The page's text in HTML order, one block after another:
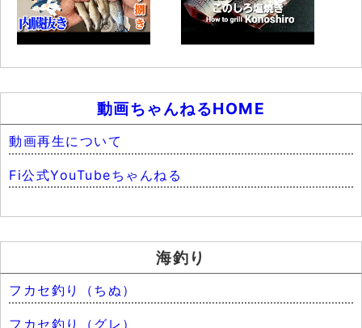
動画ちゃんねるHOME
動画再生について
Fi公式YouTubeちゃんねる
海釣り
フカセ釣り（ちぬ）
フカセ釣り（グレ）